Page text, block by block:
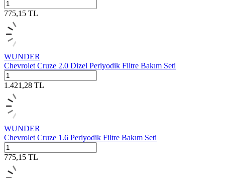
775,15 TL
WUNDER
Chevrolet Cruze 2.0 Dizel Periyodik Filtre Bakım Seti
1.421,28 TL
WUNDER
Chevrolet Cruze 1.6 Periyodik Filtre Bakım Seti
775,15 TL